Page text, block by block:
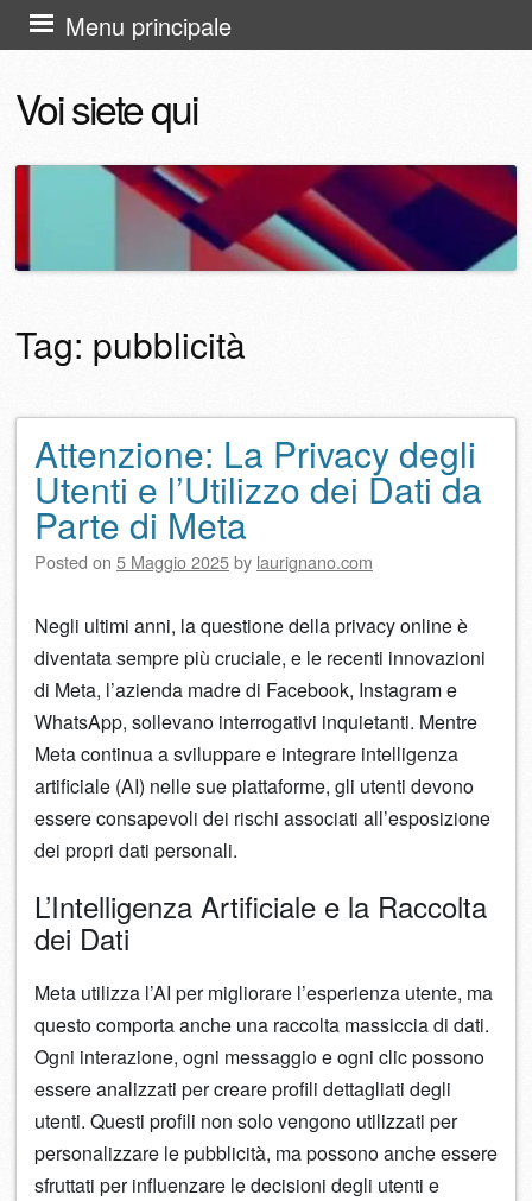
Voi siete qui
Menu principale
al
contenuto
Tag: pubblicità
Navigazione articolo
Attenzione: La Privacy degli
Utenti e l’Utilizzo dei Dati da
Parte di Meta
Posted on 5 Maggio 2025by laurignano.com
Negli ultimi anni, la questione della privacy online è
diventata sempre più cruciale, e le recenti innovazioni
di Meta, l’azienda madre di Facebook, Instagram e
WhatsApp, sollevano interrogativi inquietanti. Mentre
Meta continua a sviluppare e integrare intelligenza
artificiale (AI) nelle sue piattaforme, gli utenti devono
essere consapevoli dei rischi associati all’esposizione
dei propri dati personali.
L’Intelligenza Artificiale e la Raccolta
dei Dati
Meta utilizza l’AI per migliorare l’esperienza utente, ma
questo comporta anche una raccolta massiccia di dati.
Ogni interazione, ogni messaggio e ogni clic possono
essere analizzati per creare profili dettagliati degli
utenti. Questi profili non solo vengono utilizzati per
personalizzare le pubblicità, ma possono anche essere
sfruttati per influenzare le decisioni degli utenti e